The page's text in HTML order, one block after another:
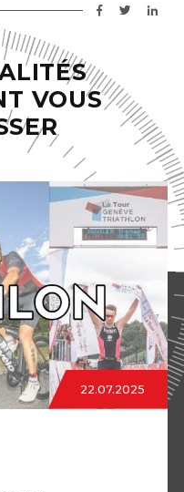
VOUS
22.07.2025